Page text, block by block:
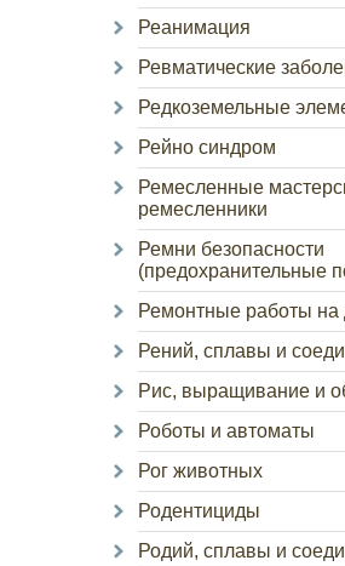
Реанимация
Ревматические
Редкоземельные
Рейно синдром
Ремесленные
ремесленники
Ремни безопасности
(предохранительные
Ремонтные работы на
Рений, сплавы и
Рис, выращивание и
Роботы и автоматы
Рог животных
Родентициды
Родий, сплавы и